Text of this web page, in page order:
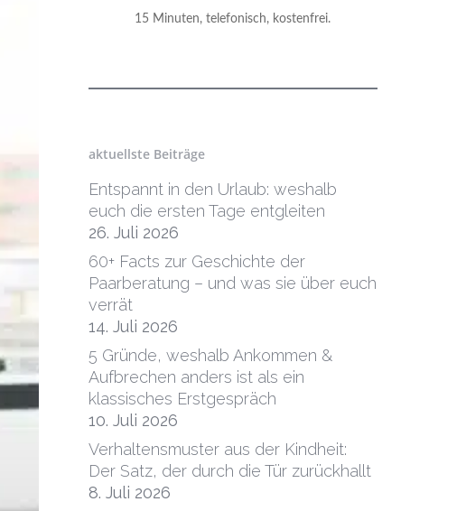
15 Minuten, telefonisch, kostenfrei.
aktuellste Beiträge
Entspannt in den Urlaub: weshalb
euch die ersten Tage entgleiten
26. Juli 2026
60+ Facts zur Geschichte der
Paarberatung – und was sie über euch
verrät
14. Juli 2026
5 Gründe, weshalb Ankommen &
Aufbrechen anders ist als ein
klassisches Erstgespräch
10. Juli 2026
Verhaltensmuster aus der Kindheit:
Der Satz, der durch die Tür zurückhallt
8. Juli 2026